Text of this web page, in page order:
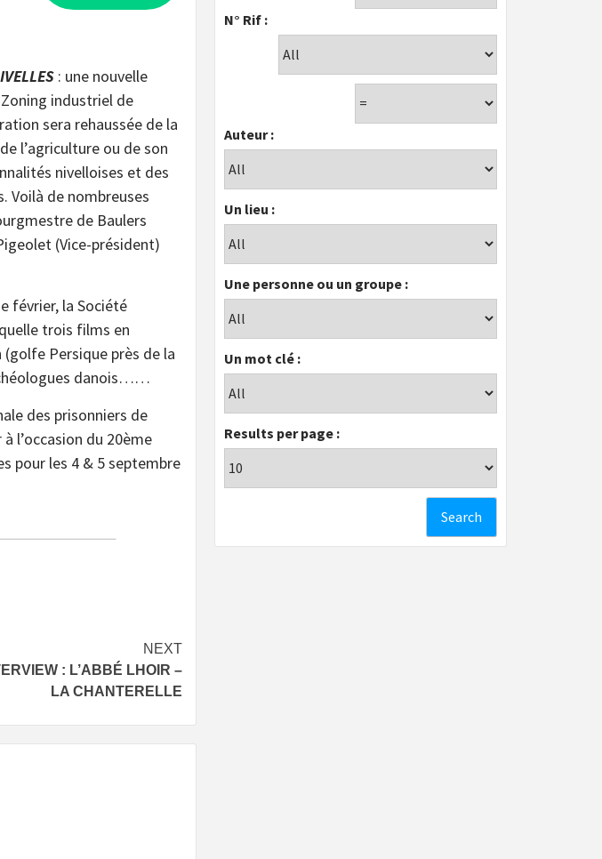
: une nouvelle
industriel de
sera rehaussée de la
l’agriculture ou de son
nivelloises et des
Voilà de nombreuses
de Baulers
(Vice-président)
février, la Société
trois films en
Persique près de la
danois……
des prisonniers de
l’occasion du 20ème
pour les 4 & 5 septembre
NEXT
: L’ABBÉ LHOIR –
LA CHANTERELLE
N° Rif :
Auteur :
Un lieu :
Une personne ou un groupe :
Un mot clé :
Results per page :